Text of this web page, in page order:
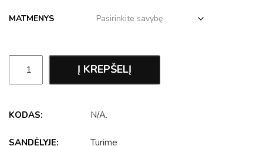
MATMENYS
Į KREPŠELĮ
KODAS: N/A.
SANDĖLYJE: Turime